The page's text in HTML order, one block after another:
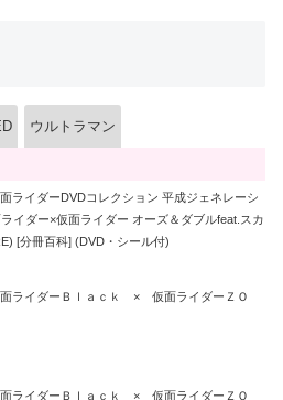
ウルトラマン
面ライダーDVDコレクション 平成ジェネレーシ
イダー×仮面ライダー オーズ＆ダブルfeat.スカ
[分冊百科] (DVD・シール付)
面ライダーＢｌａｃｋ × 仮面ライダーＺＯ
面ライダーＢｌａｃｋ × 仮面ライダーＺＯ